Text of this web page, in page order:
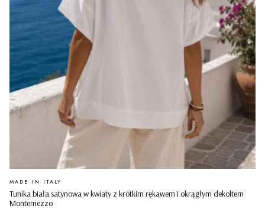
Tunika biała satynowa w kwiaty z krótkim rękawem i okrągłym dekoltem
Montemezzo
PRODUCENT
MADE IN ITALY